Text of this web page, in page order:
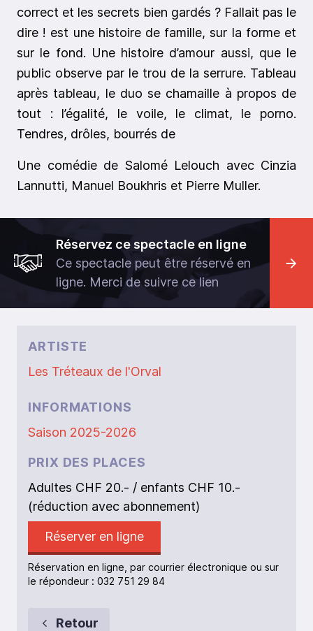
correct et les secrets bien gardés ? Fallait pas le
dire ! est une histoire de famille, sur la forme et
sur le fond. Une histoire d’amour aussi, que le
public observe par le trou de la serrure. Tableau
après tableau, le duo se chamaille à propos de
tout : l’égalité, le voile, le climat, le porno.
Tendres, drôles, bourrés de
Une comédie de Salomé Lelouch avec Cinzia
Lannutti, Manuel Boukhris et Pierre Muller.
Réservez ce spectacle en ligne
Ce spectacle peut être réservé en
ligne. Merci de suivre ce lien
ARTISTE
Les Tréteaux de l'Orval
INFORMATIONS
Saison 2025-2026
PRIX DES PLACES
Adultes CHF 20.- / enfants CHF 10.-
(réduction avec abonnement)
Réserver en ligne
Réservation en ligne, par courrier électronique ou sur
le répondeur : 032 751 29 84
Retour